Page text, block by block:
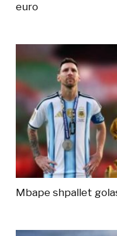
euro
Mbape shpallet